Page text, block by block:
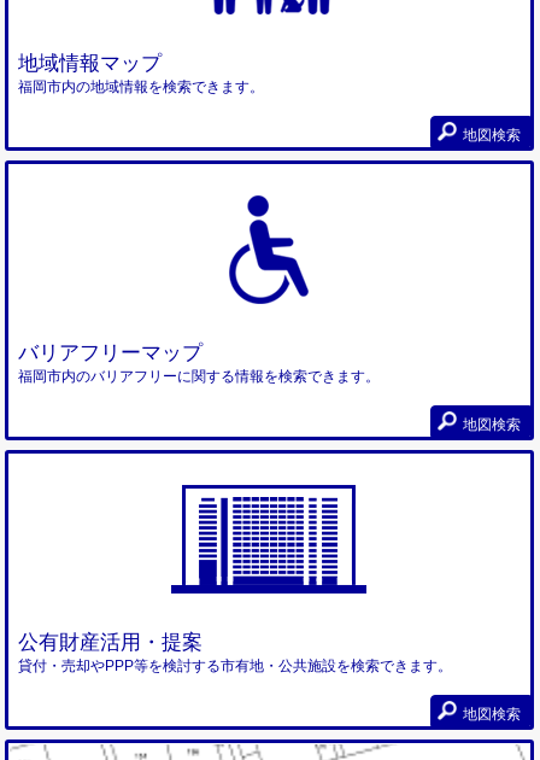
地域情報マップ
福岡市内の地域情報を検索できます。
地図検索
バリアフリーマップ
福岡市内のバリアフリーに関する情報を検索できます。
地図検索
公有財産活用・提案
貸付・売却やPPP等を検討する市有地・公共施設を検索できます。
地図検索